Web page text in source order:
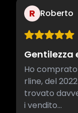
R Roberto
Gentilezza
Ho
rline, del
trovato
i vendito...